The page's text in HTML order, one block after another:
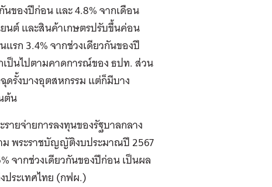
ของปีก่อน และ 4.8% จากเดือน
นต์ และสินค้าเกษตรปรับขึ้นค่อน
รก 3.4% จากช่วงเดียวกันของปี
ป็นไปตามคาดการณ์ของ ธปท. ส่วน
ดรั้งบางอุตสหกรรม แต่ก็มีบาง
ต้น
ายจ่ายการลงทุนของรัฐบาลกลาง
ม พระราชบัญญัติงบประมาณปี 2567
จากช่วงเดียวกันของปีก่อน เป็นผล
ประเทศไทย (กฟผ.)